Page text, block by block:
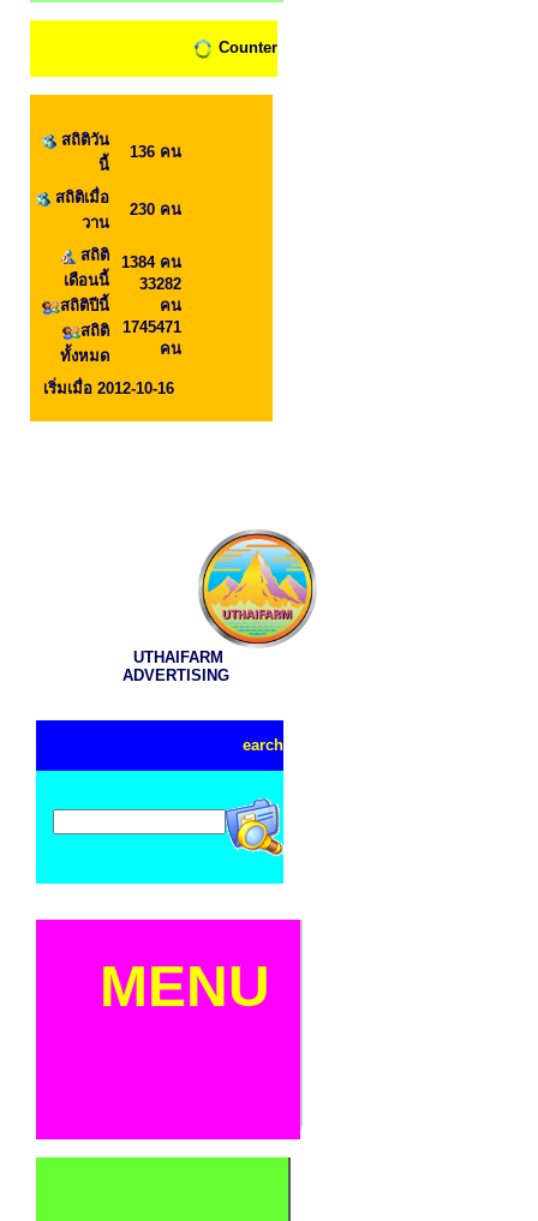
Counter
สถิติวัน
นี้
136 คน
สถิติเมื่อ
วาน
230 คน
สถิติ
เดือนนี้
สถิติปีนี้
สถิติ
ทั้งหมด
1384 คน
33282
คน
1745471
คน
เริ่มเมื่อ 2012-10-16
UTHAIFARM
ADVERTISING
earch
MENU